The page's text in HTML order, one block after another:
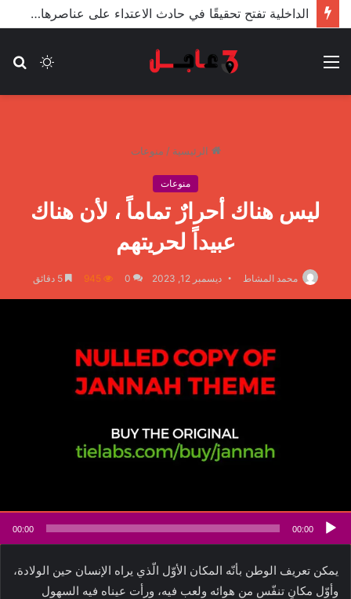
الأعور: اتفاقية ترسيم الحدود مع تركيا على طاولة النواب والاعتماد مرجّح
الوضع
الرئيسية / منوعات
منوعات
ليس هناك أحرارٌ تماماً ، لأن هناك
عبيداً لحريتهم
محمد المشاط ديسمبر 12, 2023 0
945
00:00
00:00
يمكن تعريف الوطن بأنّه المكان الأوّل الّذي يراه الإنسان حين الولادة،
وأوّل مكانٍ تنفّس من هوائه ولعب فيه، ورأت عيناه فيه السهول